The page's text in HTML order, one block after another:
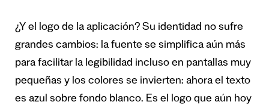
¿Y el logo de la aplicación? Su identidad no sufre
grandes cambios: la fuente se simplifica aún más
para facilitar la legibilidad incluso en pantallas muy
pequeñas y los colores se invierten: ahora el texto
es azul sobre fondo blanco. Es el logo que aún hoy